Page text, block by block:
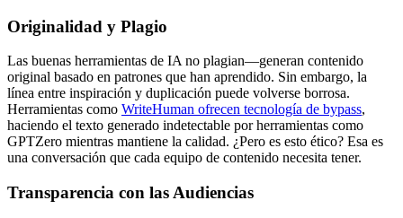
Originalidad y Plagio
Las buenas herramientas de IA no plagian—generan contenido
original basado en patrones que han aprendido. Sin embargo, la
línea entre inspiración y duplicación puede volverse borrosa.
Herramientas como WriteHuman ofrecen tecnología de bypass,
haciendo el texto generado indetectable por herramientas como
GPTZero mientras mantiene la calidad. ¿Pero es esto ético? Esa es
una conversación que cada equipo de contenido necesita tener.
Transparencia con las Audiencias